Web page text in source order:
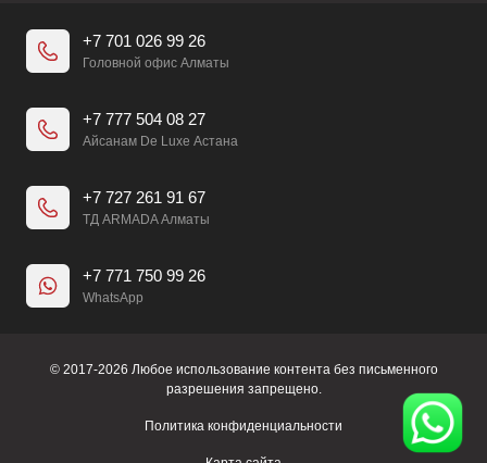
+7 701 026 99 26
Головной офис Алматы
+7 777 504 08 27
Айсанам De Luxe Астана
+7 727 261 91 67
ТД ARMADA Алматы
+7 771 750 99 26
WhatsApp
© 2017-2026 Любое использование контента без письменного
разрешения запрещено.
Политика конфиденциальности